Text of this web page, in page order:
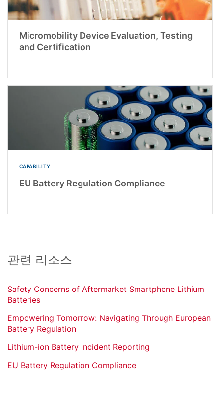
Micromobility Device Evaluation, Testing
and Certification
CAPABILITY
EU Battery Regulation Compliance
관련 리소스
Safety Concerns of Aftermarket Smartphone Lithium
Batteries
Empowering Tomorrow: Navigating Through European
Battery Regulation
Lithium-ion Battery Incident Reporting
EU Battery Regulation Compliance